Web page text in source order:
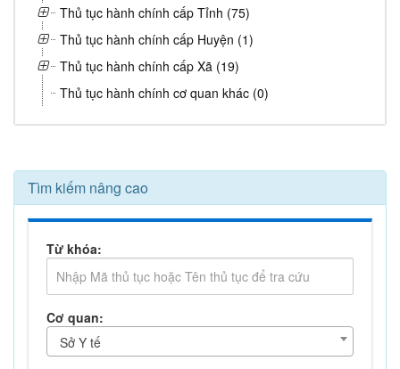
Thủ tục hành chính cấp Tỉnh (75)
Thủ tục hành chính cấp Huyện (1)
Thủ tục hành chính cấp Xã (19)
Thủ tục hành chính cơ quan khác (0)
Tìm kiếm nâng cao
Từ khóa:
Cơ quan:
Sở Y tế